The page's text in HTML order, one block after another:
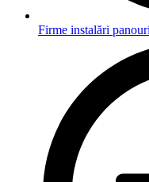
Firme instalări